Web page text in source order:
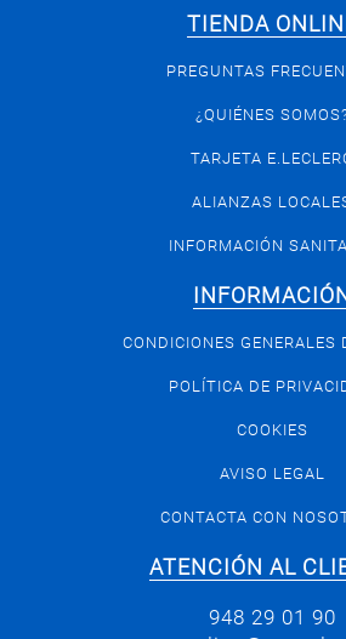
TIENDA
PREGUNTAS
¿QUIÉNES
TARJETA
ALIANZAS
INFORMACIÓN
INFORMACIÓN
CONDICIONES GENERALES
POLÍTICA DE
COOKIES
AVISO LEGAL
CONTACTA CON
ATENCIÓN AL
948 29 01 90